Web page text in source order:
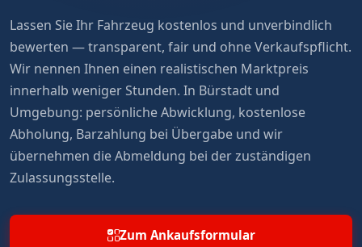
Lassen Sie Ihr Fahrzeug kostenlos und unverbindlich
bewerten — transparent, fair und ohne Verkaufspflicht.
Wir nennen Ihnen einen realistischen Marktpreis
innerhalb weniger Stunden. In Bürstadt und
Umgebung: persönliche Abwicklung, kostenlose
Abholung, Barzahlung bei Übergabe und wir
übernehmen die Abmeldung bei der zuständigen
Zulassungsstelle.
Zum Ankaufsformular